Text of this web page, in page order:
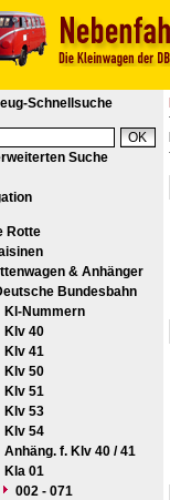
Schnellsuche
Suche
Rotte
& Anhänger
Bundesbahn
Kl-Nummern
Klv 40
Klv 41
Klv 50
Klv 51
Klv 53
Klv 54
Anhäng. f. Klv 40 / 41
Kla 01
002 - 071